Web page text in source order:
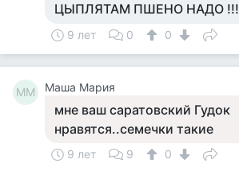
ЦЫПЛЯТАМ ПШЕНО НАДО !!!
9 лет 0 0
ММ Маша Мария
мне ваш саратовский Гудок
нравятся..семечки такие
9 лет 9
0